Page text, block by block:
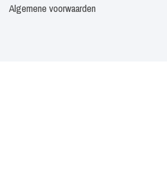
Algemene voorwaarden